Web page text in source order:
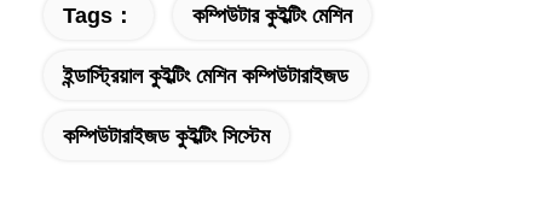
Tags： কম্পিউটার কুইল্টিং মেশিন
ইন্ডাস্ট্রিয়াল কুইল্টিং মেশিন কম্পিউটারাইজড
কম্পিউটারাইজড কুইল্টিং সিস্টেম